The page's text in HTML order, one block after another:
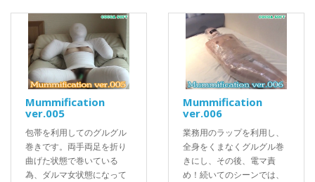
Mummification
ver.005
包帯を利用してのグルグル
巻きです。両手両足を折り
曲げた状態で巻いている
為、ダルマ女状態になって
Mummification
ver.006
業務用のラップを利用し、
全身をくまなくグルグル巻
きにし、その後、電マ責
め！続いてのシーンでは、